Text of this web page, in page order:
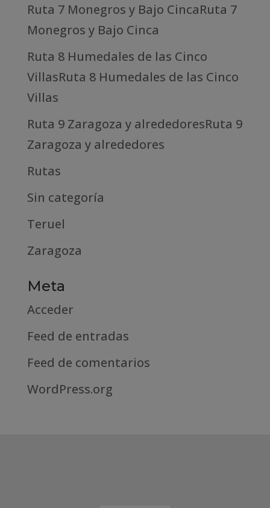
Ruta 7 Monegros y Bajo CincaRuta 7
Monegros y Bajo Cinca
Ruta 8 Humedales de las Cinco
VillasRuta 8 Humedales de las Cinco
Villas
Ruta 9 Zaragoza y alrededoresRuta 9
Zaragoza y alrededores
Rutas
Sin categoría
Teruel
Zaragoza
Meta
Acceder
Feed de entradas
Feed de comentarios
WordPress.org